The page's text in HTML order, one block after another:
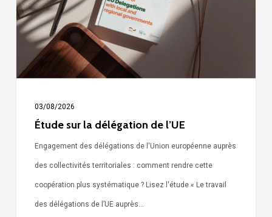
de
l’UE
03/08/2026
Étude sur la délégation de l’UE
Engagement des délégations de l'Union européenne auprès
des collectivités territoriales : comment rendre cette
coopération plus systématique ? Lisez l'étude « Le travail
des délégations de l’UE auprès…